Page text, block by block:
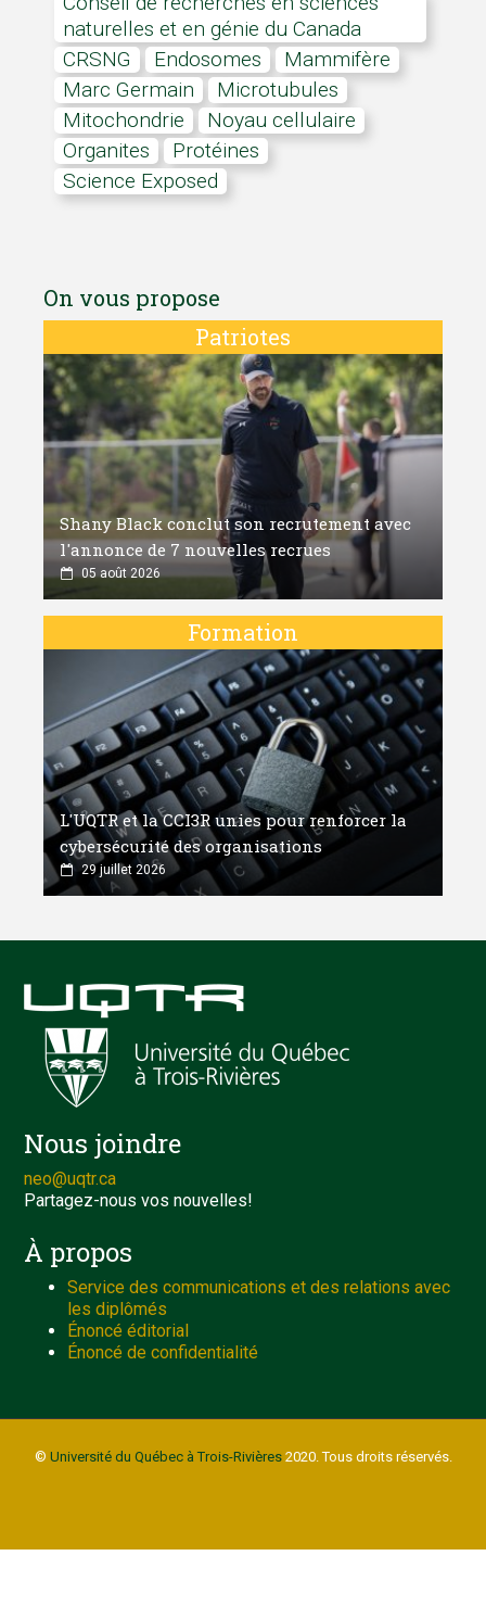
naturelles et en génie du Canada
CRSNG
endosomes
mammifère
Marc Germain
microtubules
Mitochondrie
noyau cellulaire
organites
protéines
Science Exposed
On vous propose
Patriotes
Shany Black conclut son recrutement avec
l'annonce de 7 nouvelles recrues
05 août 2026
Formation
L'UQTR et la CCI3R unies pour renforcer la
cybersécurité des organisations
29 juillet 2026
Nous joindre
neo@uqtr.ca
Partagez-nous vos nouvelles!
À propos
Service des communications et des relations avec
les diplômés
Énoncé éditorial
Énoncé de confidentialité
© Université du Québec à Trois-Rivières2020. Tous droits réservés.